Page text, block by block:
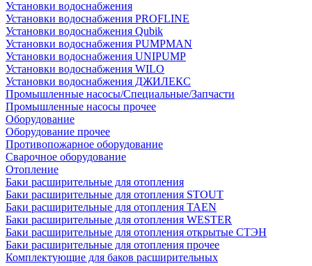
Установки водоснабжения
Установки водоснабжения PROFLINE
Установки водоснабжения Qubik
Установки водоснабжения PUMPMAN
Установки водоснабжения UNIPUMP
Установки водоснабжения WILO
Установки водоснабжения ДЖИЛЕКС
Промышленные насосы/Специальные/Запчасти
Промышленные насосы прочее
Оборудование
Оборудование прочее
Противопожарное оборудование
Сварочное оборудование
Отопление
Баки расширительные для отопления
Баки расширительные для отопления STOUT
Баки расширительные для отопления TAEN
Баки расширительные для отопления WESTER
Баки расширительные для отопления открытые СТЭН
Баки расширительные для отопления прочее
Комплектующие для баков расширительных